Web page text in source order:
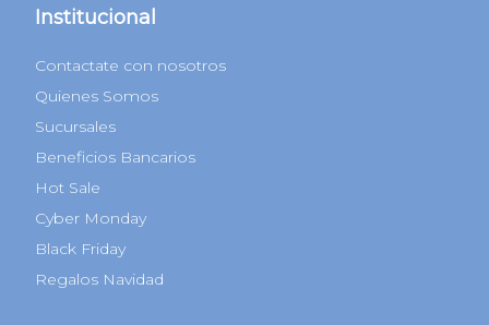
Institucional
Contactate con nosotros
Quienes Somos
Sucursales
Beneficios Bancarios
Hot Sale
Cyber Monday
Black Friday
Regalos Navidad